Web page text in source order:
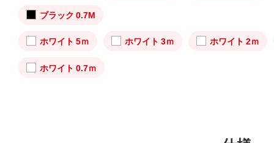
ブラック 0.7M
ホワイト 5ｍ ホワイト 3ｍ ホワイト 2ｍ
ホワイト 0.7ｍ